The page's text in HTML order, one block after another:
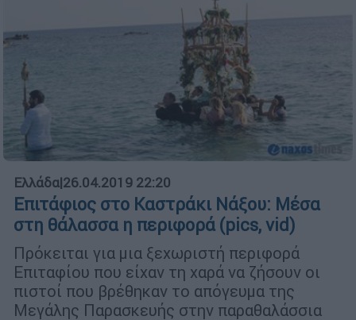
Ελλάδα|26.04.2019 22:20
Επιτάφιος στο Καστράκι Νάξου: Μέσα
στη θάλασσα η περιφορά (pics, vid)
Πρόκειται για μια ξεχωριστή περιφορά
Επιταφίου που είχαν τη χαρά να ζήσουν οι
πιστοί που βρέθηκαν το απόγευμα της
Μεγάλης Παρασκευής στην παραθαλάσσια